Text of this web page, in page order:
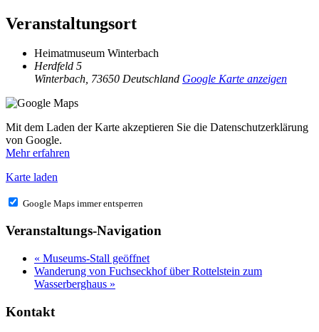
Veranstaltungsort
Heimatmuseum Winterbach
Herdfeld 5
Winterbach, 73650 Deutschland Google Karte anzeigen
Mit dem Laden der Karte akzeptieren Sie die Datenschutzerklärung
von Google.
Mehr erfahren
Karte laden
Google Maps immer entsperren
Veranstaltungs-Navigation
« Museums-Stall geöffnet
Wanderung von Fuchseckhof über Rottelstein zum
Wasserberghaus »
Kontakt